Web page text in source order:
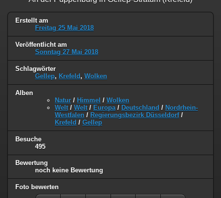
Erstellt am
Freitag 25 Mai 2018
Veröffentlicht am
Sonntag 27 Mai 2018
Schlagwörter
Gellep, Krefeld , Wolken
Alben
Natur / Himmel / Wolken
Welt / Welt / Europa / Deutschland / Nordrhein-
Westfalen / Regierungsbezirk Düsseldorf/
Krefeld / Gellep
Besuche
495
Bewertung
noch keine Bewertung
Foto bewerten